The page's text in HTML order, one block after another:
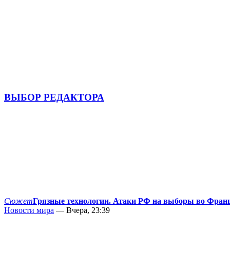
ВЫБОР РЕДАКТОРА
СюжетГрязные технологии. Атаки РФ на выборы во
Новости мира — Вчера, 23:39